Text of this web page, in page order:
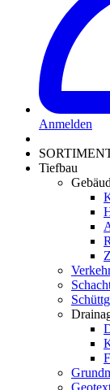
Anmelden
Tiefbau